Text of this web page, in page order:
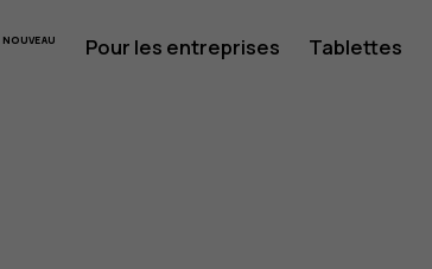
Pour les entreprises Tablettes